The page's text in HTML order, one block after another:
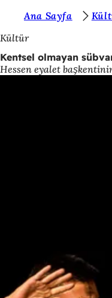
İçeriğe atla
u
r
a
Ana Sayfa
Kültür
Kentsel olmayan
Hessen eyalet